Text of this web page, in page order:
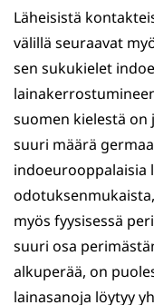
Läheisistä
välillä seuraavat
sen sukukielet
suomen kielestä on
suuri määrä
indoeurooppalaisia
myös fyysisessä
suuri osa
alkuperää, on
lainasanoja löytyy